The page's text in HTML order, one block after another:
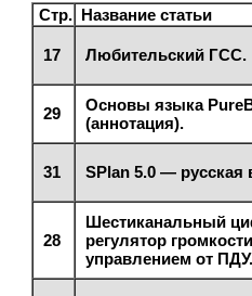
Стр. Название статьи
17 Любительский ГСС.
29
Основы языка
(аннотация).
31 SPlan 5.0 — русская
28
Шестиканальный
регулятор
управлением от